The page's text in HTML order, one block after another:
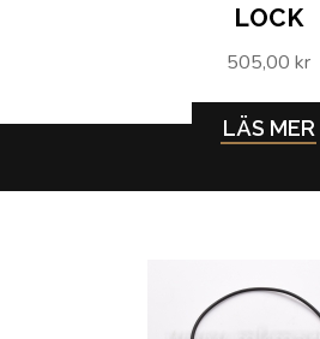
LOCK
505,00 kr
LÄS MER